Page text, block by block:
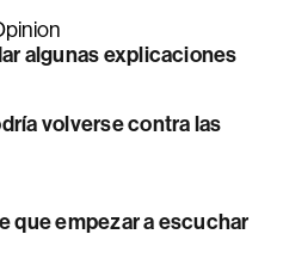
algunas explicaciones
volverse contra las
que empezar a escuchar